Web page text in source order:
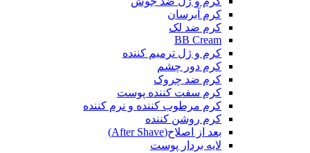
کرم آبرسان
کرم ضد لک
BB Cream
کرم و ژل ترمیم کننده
کرم دور چشم
کرم ضد چروک
کرم سفت کننده پوست
کرم مرطوب کننده و نرم کننده
کرم روشن کننده
بعد از اصلاح(After Shave)
لایه بردار پوست